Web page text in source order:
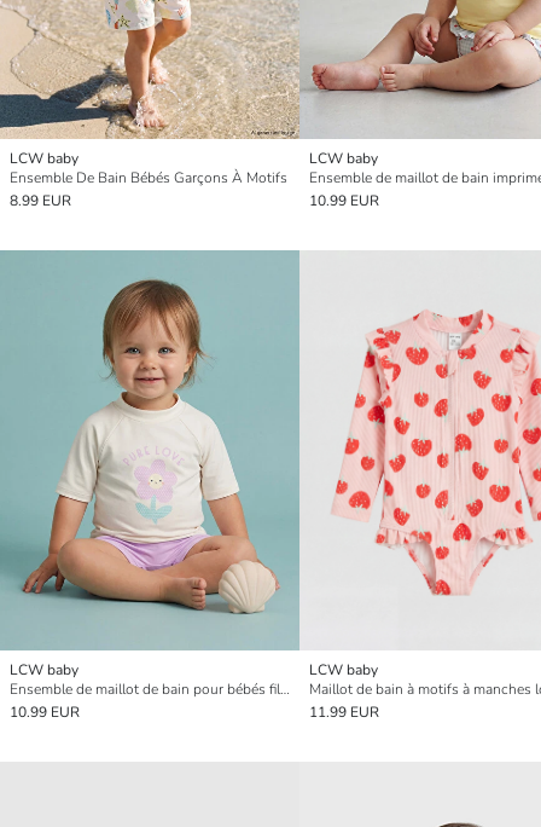
LCW baby
Ensemble De Bain Bébés Garçons À Motifs
8.99 EUR
LCW baby
10.99 EUR
LCW baby
Ensemble de maillot de bain pour bébés filles
10.99 EUR
LCW baby
11.99 EUR